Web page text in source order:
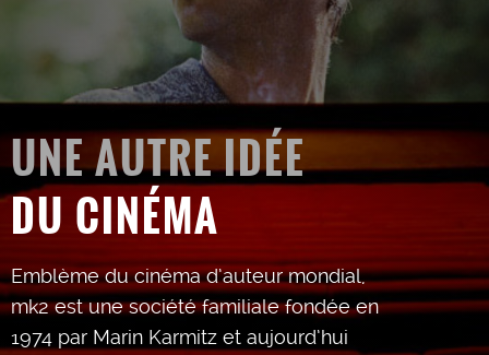
UNE AUTRE IDÉE
DU CINÉMA
Emblème du cinéma d’auteur mondial,
mk2 est une société familiale fondée en
1974 par Marin Karmitz et aujourd’hui